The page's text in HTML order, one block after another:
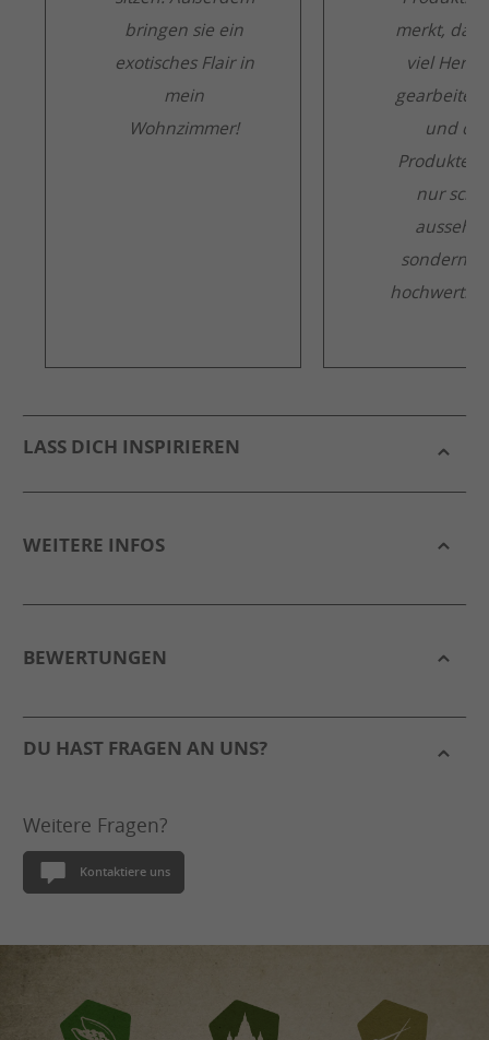
merkt,
viel
gearbeitet
und die
Produkte
nur
sondern
hochwertig
bringen sie ein
exotisches Flair in
mein
Wohnzimmer!
LASS DICH INSPIRIEREN
WEITERE INFOS
BEWERTUNGEN
DU HAST FRAGEN AN UNS?
Weitere Fragen?
Kontaktiere uns